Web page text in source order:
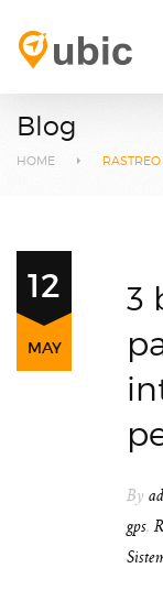
Blog
HOME
12
MAY
3
By
gps,